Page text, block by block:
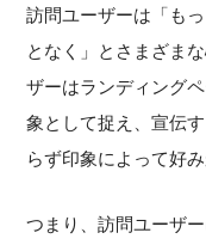
訪問ユーザーは「も
となく」とさまざま
ザーはランディング
象として捉え、宣伝
らず印象によって好み
つまり、訪問ユーザ